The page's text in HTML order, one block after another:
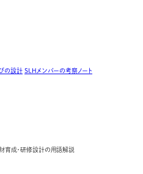
の設計 SLHメンバーの考察ノート
育成・研修設計の用語解説